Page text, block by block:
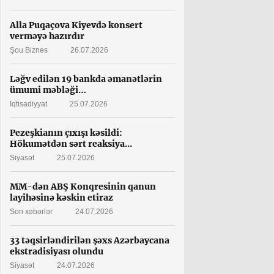
Alla Puqaçova Kiyevdə konsert
verməyə hazırdır
Şou Biznes 26.07.2026
Ləğv edilən 19 bankda əmanətlərin
ümumi məbləği…
İqtisadiyyat 25.07.2026
Pezeşkianın çıxışı kəsildi:
Hökumətdən sərt reaksiya...
Siyasət 25.07.2026
MM-dən ABŞ Konqresinin qanun
layihəsinə kəskin etiraz
Son xəbərlər 24.07.2026
33 təqsirləndirilən şəxs Azərbaycana
ekstradisiyası olundu
Siyasət 24.07.2026